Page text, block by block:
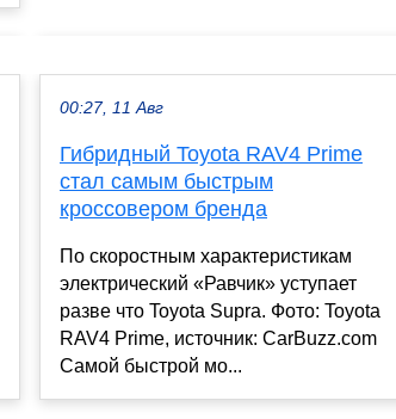
00:27, 11 Авг
Гибридный Toyota RAV4 Prime
стал самым быстрым
кроссовером бренда
По скоростным характеристикам
электрический «Равчик» уступает
разве что Toyota Supra. Фото: Toyota
RAV4 Prime, источник: CarBuzz.com
Самой быстрой мо...